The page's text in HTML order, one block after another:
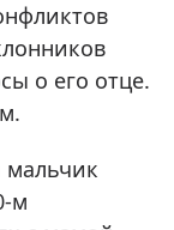
о его отце.
мальчик
м